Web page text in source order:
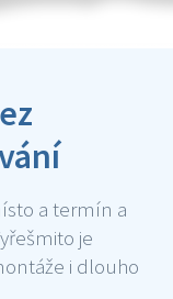
a termín a
je
i dlouho